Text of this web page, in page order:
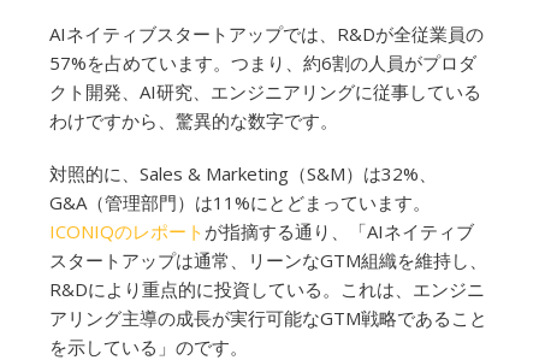
AIネイティブスタートアップでは、R&Dが全従業員の
57%を占めています。つまり、約6割の人員がプロダ
クト開発、AI研究、エンジニアリングに従事している
わけですから、驚異的な数字です。
対照的に、Sales & Marketing（S&M）は32%、
G&A（管理部門）は11%にとどまっています。
ICONIQのレポート が指摘する通り、「AIネイティブ
スタートアップは通常、リーンなGTM組織を維持し、
R&Dにより重点的に投資している。これは、エンジニ
アリング主導の成長が実行可能なGTM戦略であること
を示している」のです。